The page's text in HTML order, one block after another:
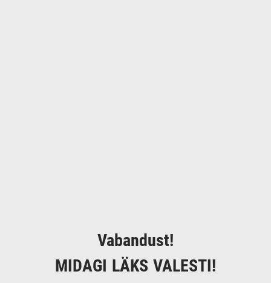
Vabandust!
MIDAGI LÄKS VALESTI!